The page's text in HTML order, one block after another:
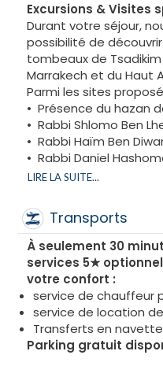
Excursions & Visites
Durant votre séjour,
possibilité de
tombeaux de
Marrakech et du Haut
Parmi les sites
•⁠ ⁠Présence du hazan
•⁠ ⁠Rabbi Shlomo Ben
•⁠ ⁠Rabbi Haïm Ben
•⁠ ⁠Rabbi Daniel
•⁠ ⁠Rabbi Habib Mizrahi –
•⁠ ⁠Rabbi David
Ouarzazate
•⁠ ⁠Rabbi Haïm Pinto
•⁠ Présence
Rav du Merkaz baba
Grande soucca -
privée dans sa villa
Et bien d’autres
Un service VIP pourra
long des excursions
LIRE LA SUITE...
Transports
À seulement 30
services 5★
votre confort :
service de chauffeur
service de location
Transferts en
Parking gratuit